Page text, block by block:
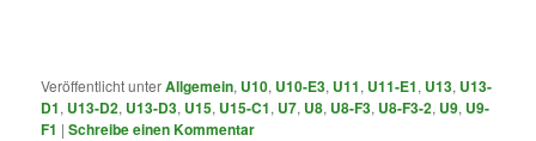
Veröffentlicht unterAllgemein, U10, U10-E3, U11, U11-E1, U13, U13-
D1, U13-D2, U13-D3, U15, U15-C1, U7, U8, U8-F3, U8-F3-2, U9, U9-
F1 |Schreibe einen Kommentar